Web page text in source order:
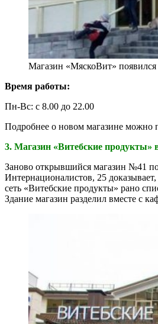
Магазин «МяскоВит»
Время работы:
Пн-Вс: с 8.00 до 22.00
Подробнее о новом магазине можно
3. Магазин «Витебские
Заново открывшийся магазин №41
Интернационалистов, 25
сеть «Витебские продукты» рано
Здание магазин разделил вместе с